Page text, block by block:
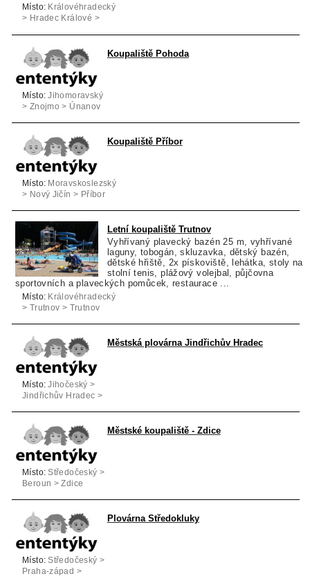
Místo: Královéhradecký
> Hradec Králové >
Koupaliště Pohoda
Místo: Jihomoravský
> Znojmo > Únanov
Koupaliště Příbor
Místo: Moravskoslezský
> Nový Jičín > Příbor
Letní koupaliště Trutnov
Vyhřívaný plavecký bazén 25 m, vyhřívané
laguny, tobogán, skluzavka, dětský bazén,
dětské hřiště, 2x pískoviště, lehátka, stoly na
stolní tenis, plážový volejbal, půjčovna
sportovních a plaveckých pomůcek, restaurace ...
Místo: Královéhradecký
> Trutnov > Trutnov
Městská plovárna Jindřichův Hradec
Místo: Jihočeský >
Jindřichův Hradec >
Městské koupaliště - Zdice
Místo: Středočeský >
Beroun > Zdice
Plovárna Středokluky
Místo: Středočeský >
Praha-západ >